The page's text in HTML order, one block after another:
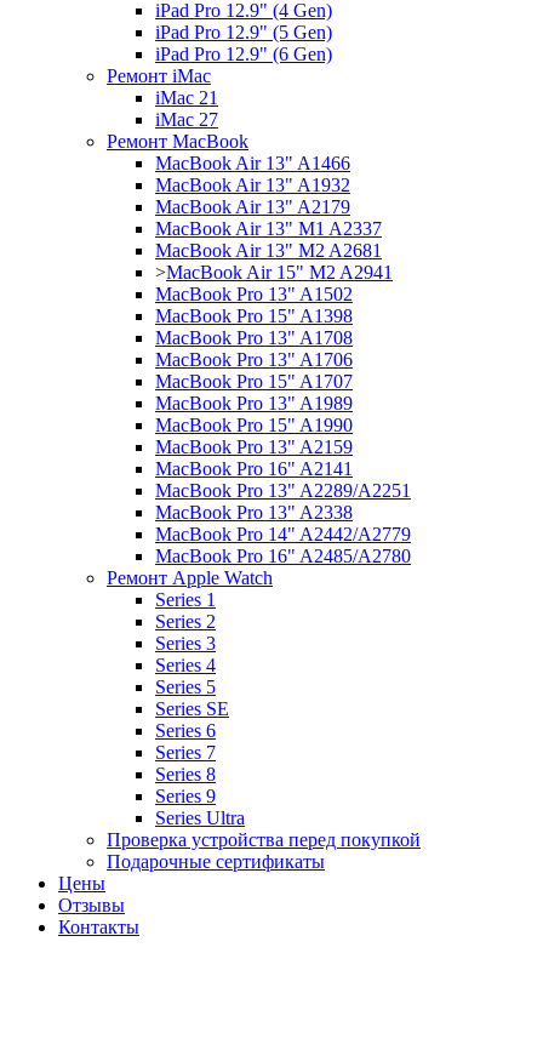
iPad Pro 12.9" (4 Gen)
iPad Pro 12.9" (5 Gen)
iPad Pro 12.9" (6 Gen)
Ремонт iMac
iMac 21
iMac 27
Ремонт MacBook
MacBook Air 13" A1466
MacBook Air 13" A1932
MacBook Air 13" A2179
MacBook Air 13" M1 A2337
MacBook Air 13" M2 A2681
>MacBook Air 15" M2 A2941
MacBook Pro 13" A1502
MacBook Pro 15" A1398
MacBook Pro 13" A1708
MacBook Pro 13" A1706
MacBook Pro 15" A1707
MacBook Pro 13" A1989
MacBook Pro 15" A1990
MacBook Pro 13" A2159
MacBook Pro 16" A2141
MacBook Pro 13" A2289/A2251
MacBook Pro 13" A2338
MacBook Pro 14" A2442/A2779
MacBook Pro 16" A2485/A2780
Ремонт Apple Watch
Series 1
Series 2
Series 3
Series 4
Series 5
Series SE
Series 6
Series 7
Series 8
Series 9
Series Ultra
Проверка устройства перед покупкой
Подарочные сертификаты
Цены
Отзывы
Контакты